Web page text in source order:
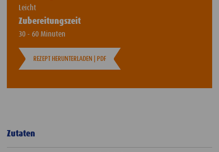
Leicht
Zubereitungszeit
30 - 60 Minuten
REZEPT HERUNTERLADEN | PDF
Zutaten